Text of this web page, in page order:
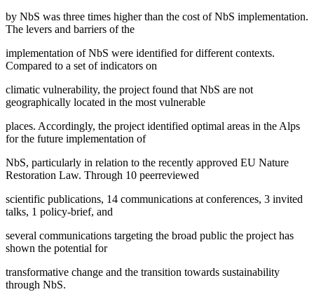
by NbS was three times higher than the cost of NbS implementation.
The levers and barriers of the
implementation of NbS were identified for different contexts.
Compared to a set of indicators on
climatic vulnerability, the project found that NbS are not
geographically located in the most vulnerable
places. Accordingly, the project identified optimal areas in the Alps
for the future implementation of
NbS, particularly in relation to the recently approved EU Nature
Restoration Law. Through 10 peerreviewed
scientific publications, 14 communications at conferences, 3 invited
talks, 1 policy-brief, and
several communications targeting the broad public the project has
shown the potential for
transformative change and the transition towards sustainability
through NbS.